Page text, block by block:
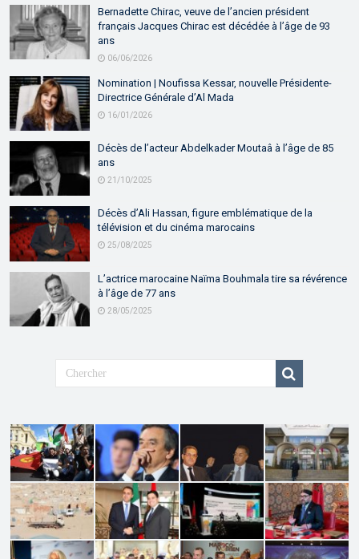
Bernadette Chirac, veuve de l’ancien président
français Jacques Chirac est décédée à l’âge de 93
ans
06/06/2026
Nomination | Noufissa Kessar, nouvelle Présidente-
Directrice Générale d’Al Mada
16/01/2026
Décès de l’acteur Abdelkader Moutaâ à l’âge de 85
ans
21/10/2025
Décès d’Ali Hassan, figure emblématique de la
télévision et du cinéma marocains
25/08/2025
L’actrice marocaine Naïma Bouhmala tire sa révérence
à l’âge de 77 ans
28/05/2025